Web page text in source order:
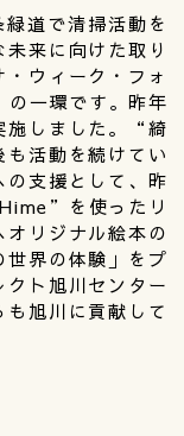
道で清掃活動を
来に向けた取り
ウィーク・フォ
一環です。昨年
施しました。“綺
活動を続けてい
の支援として、昨
を使ったリ
リジナル絵本の
界の体験」をプ
ト旭川センター
旭川に貢献して